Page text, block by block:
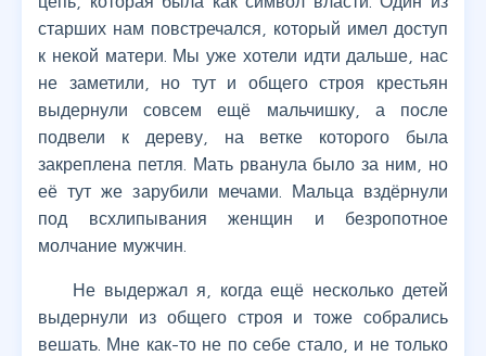
старших нам повстречался, который имел доступ
к некой матери. Мы уже хотели идти дальше, нас
не заметили, но тут и общего строя крестьян
выдернули совсем ещё мальчишку, а после
подвели к дереву, на ветке которого была
закреплена петля. Мать рванула было за ним, но
её тут же зарубили мечами. Мальца вздёрнули
под всхлипывания женщин и безропотное
молчание мужчин.
Не выдержал я, когда ещё несколько детей
выдернули из общего строя и тоже собрались
вешать. Мне как-то не по себе стало, и не только